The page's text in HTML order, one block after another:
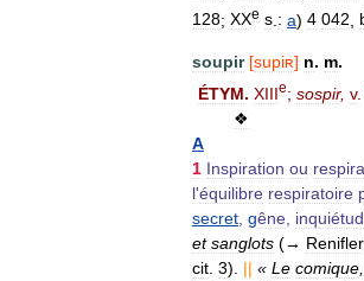
128; XXe s : a) 4 042
soupir [supiʀ] n. m.
ÉTYM. XIIIe; sospir, v.
❖
A
1 Inspiration ou
l'équilibre respiratoire
secret gêne
et sanglots (→ Renifler,
cit 3). || « Le comique